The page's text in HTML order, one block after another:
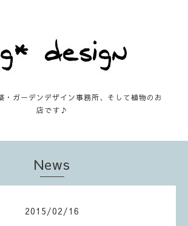
・ガーデンデザイン事務所、そして植物のお
店です♪
News
2015/02/16